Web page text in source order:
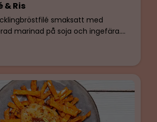
& Ris
smaksatt med
marinad på soja och ingefära.
med saffran. Glutenfri & Laktosfri